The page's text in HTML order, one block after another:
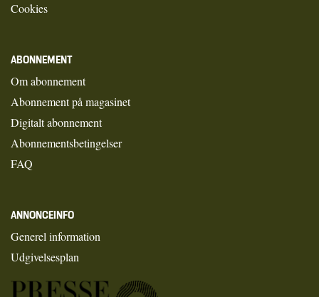
Cookies
ABONNEMENT
Om abonnement
Abonnement på magasinet
Digitalt abonnement
Abonnementsbetingelser
FAQ
ANNONCEINFO
Generel information
Udgivelsesplan